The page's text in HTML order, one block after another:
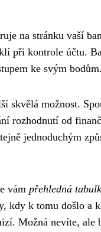
na stránku vaší
při kontrole účtu.
ke svým
skvělá možnost.
rozhodnutí od
jednoduchým
vám přehledná
kdy k tomu došlo a
Možná nevíte,